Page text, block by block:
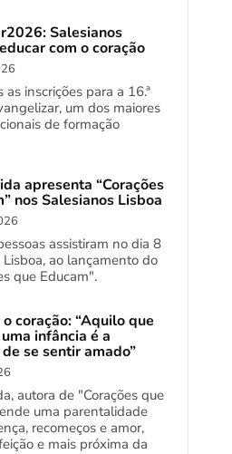
Salesianos
com o coração
as inscrições para a 16.ª
um dos maiores
de formação
apresenta “Corações
nos Salesianos Lisboa
assistiram no dia 8
ao lançamento do
que Educam".
coração: “Aquilo que
infância é a
se sentir amado”
autora de "Corações que
uma parentalidade
recomeços e amor,
e mais próxima da